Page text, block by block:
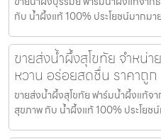
กับ น้ำผึ้งแท้ 100% ประโยชน์มากมา
ขายส่งน้ำผึ้งสุโขทัย จำหน่
หวาน อร่อยสดชื่น ราคาถูก
ขายส่งน้ำผึ้งสุโขทัย ฟาร์มน้ำผึ้งแท้จ
สุขภาพ กับ น้ำผึ้งแท้ 100% ประโยช